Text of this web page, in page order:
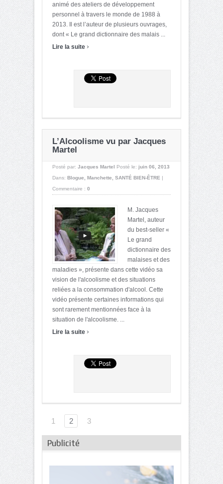
animé des ateliers de développement
personnel à travers le monde de 1988 à
2013. Il est l’auteur de plusieurs ouvrages,
dont « Le grand dictionnaire des malais ...
Lire la suite ›
L’Alcoolisme vu par Jacques
Martel
Posté par: Jacques Martel Posté le: juin 06, 2013
Dans: Blogue Manchette SANTÉ BIEN-ÊTRE |
Commentaire : 0
M. Jacques
Martel, auteur
du best-seller «
Le grand
dictionnaire des
malaises et des
maladies », présente dans cette vidéo sa
vision de l'alcoolisme et des situations
reliées a la consommation d'alcool. Cette
vidéo présente certaines informations qui
sont rarement mentionnées face à la
situation de l'alcoolisme. ...
Lire la suite ›
1 2 3
Publicité